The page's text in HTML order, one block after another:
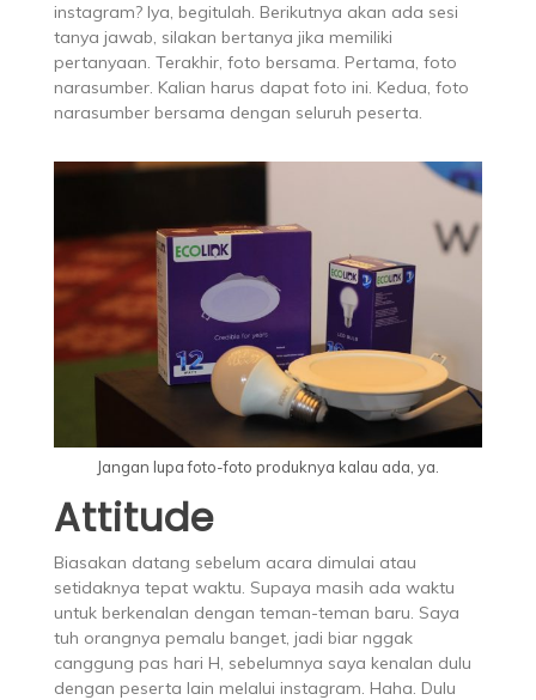
instagram? Iya, begitulah. Berikutnya akan ada sesi
tanya jawab, silakan bertanya jika memiliki
pertanyaan. Terakhir, foto bersama. Pertama, foto
narasumber. Kalian harus dapat foto ini. Kedua, foto
narasumber bersama dengan seluruh peserta.
Jangan lupa foto-foto produknya kalau ada, ya.
Attitude
Biasakan datang sebelum acara dimulai atau
setidaknya tepat waktu. Supaya masih ada waktu
untuk berkenalan dengan teman-teman baru. Saya
tuh orangnya pemalu banget, jadi biar nggak
canggung pas hari H, sebelumnya saya kenalan dulu
dengan peserta lain melalui instagram. Haha. Dulu